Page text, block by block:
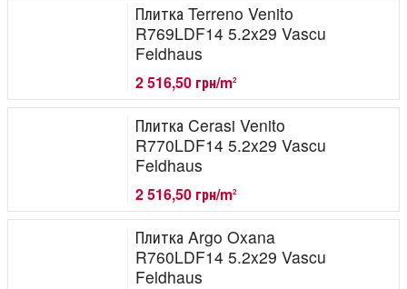
Плитка Terreno Venito
R769LDF14 5.2x29 Vascu
Feldhaus
2 516,50 грн/m2
Плитка Cerasi Venito
R770LDF14 5.2x29 Vascu
Feldhaus
2 516,50 грн/m2
Плитка Argo Oxana
R760LDF14 5.2x29 Vascu
Feldhaus